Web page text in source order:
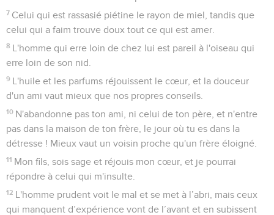
7 Celui qui est rassasié piétine le rayon de miel, tandis que
celui qui a faim trouve doux tout ce qui est amer.
8 L'homme qui erre loin de chez lui est pareil à l'oiseau qui
erre loin de son nid.
9 L'huile et les parfums réjouissent le cœur, et la douceur
d'un ami vaut mieux que nos propres conseils.
10 N'abandonne pas ton ami, ni celui de ton père, et n'entre
pas dans la maison de ton frère, le jour où tu es dans la
détresse ! Mieux vaut un voisin proche qu'un frère éloigné.
11 Mon fils, sois sage et réjouis mon cœur, et je pourrai
répondre à celui qui m'insulte.
12 L'homme prudent voit le mal et se met à l’abri, mais ceux
qui manquent d’expérience vont de l’avant et en subissent